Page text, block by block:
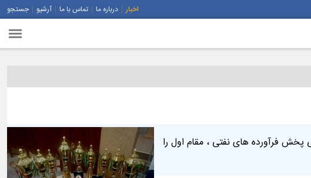
اخبار درباره ما تماس با ما آرشیو جستجو
داخلی بانوان شرکت ملی پخش فرآورده های نفتی ، مقام اول را